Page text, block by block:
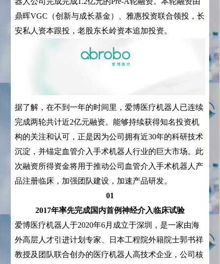
鼎晖VGC（创新与成长基金）、雅惠投资联合领投，长
安私人资本跟投，老股东长岭资本追加投资。
据了解，在不到一年的时间里，爱博医疗机器人已连续
完成两轮共计近2亿元融资。能够持续获得知名投资机
构的关注和认可，正是因为公司拥有近30年的科研技术
沉淀，并锚定血管介入手术机器人行业的巨大市场。此
次融资所得资金将用于推动公司血管介入手术机器人产
品注册临床，加强团队建设，加速产品研发。
01
2017年率先完成国内首例神经介入临床试验
爱博医疗机器人于2020年6月成立于深圳，是一家由海
外高层人才引进计划专家、日本工程院外籍院士郭书祥
教授及团队联合创办的医疗机器人高技术企业，公司核